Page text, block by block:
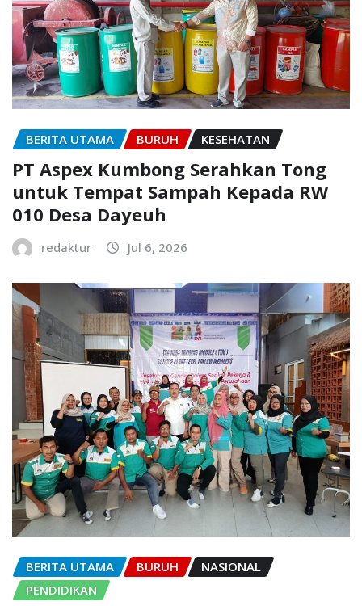
BERITA UTAMA BURUH KESEHATAN
PT Aspex Kumbong Serahkan Tong
untuk Tempat Sampah Kepada RW
010 Desa Dayeuh
redaktur Jul 6, 2026
BERITA UTAMA BURUH
NASIONAL
PENDIDIKAN